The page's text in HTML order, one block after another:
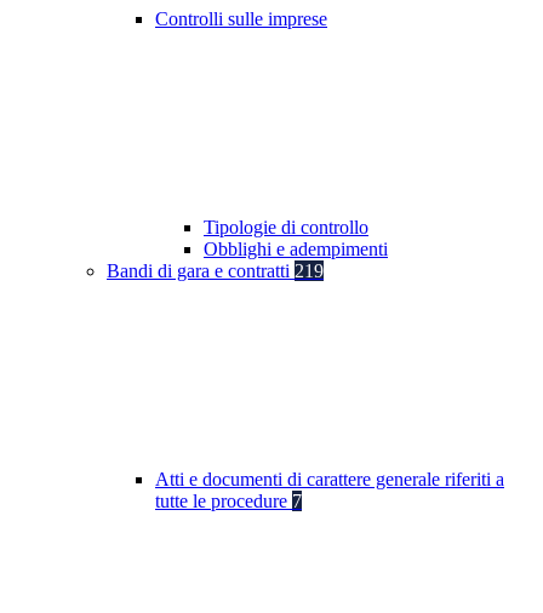
Controlli sulle imprese
Tipologie di controllo
Obblighi e adempimenti
Bandi di gara e contratti 219
Atti e documenti di carattere generale riferiti a
tutte le procedure 7